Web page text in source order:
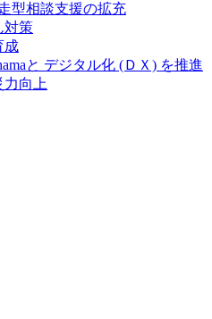
型相談支援の拡充
対策
成
と デジタル化 (ＤＸ) を推進
力向上